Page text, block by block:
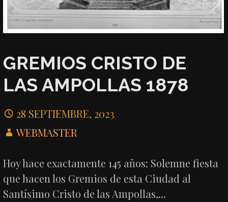
GREMIOS CRISTO DE
LAS AMPOLLAS 1878
28 SEPTIEMBRE, 2023
WEBMASTER
Hoy hace exactamente 145 años: Solemne fiesta
que hacen los Gremios de esta Ciudad al
Santísimo Cristo de las Ampollas,…